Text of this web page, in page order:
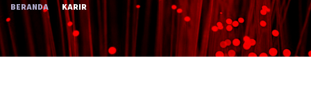
BERANDA KARIR